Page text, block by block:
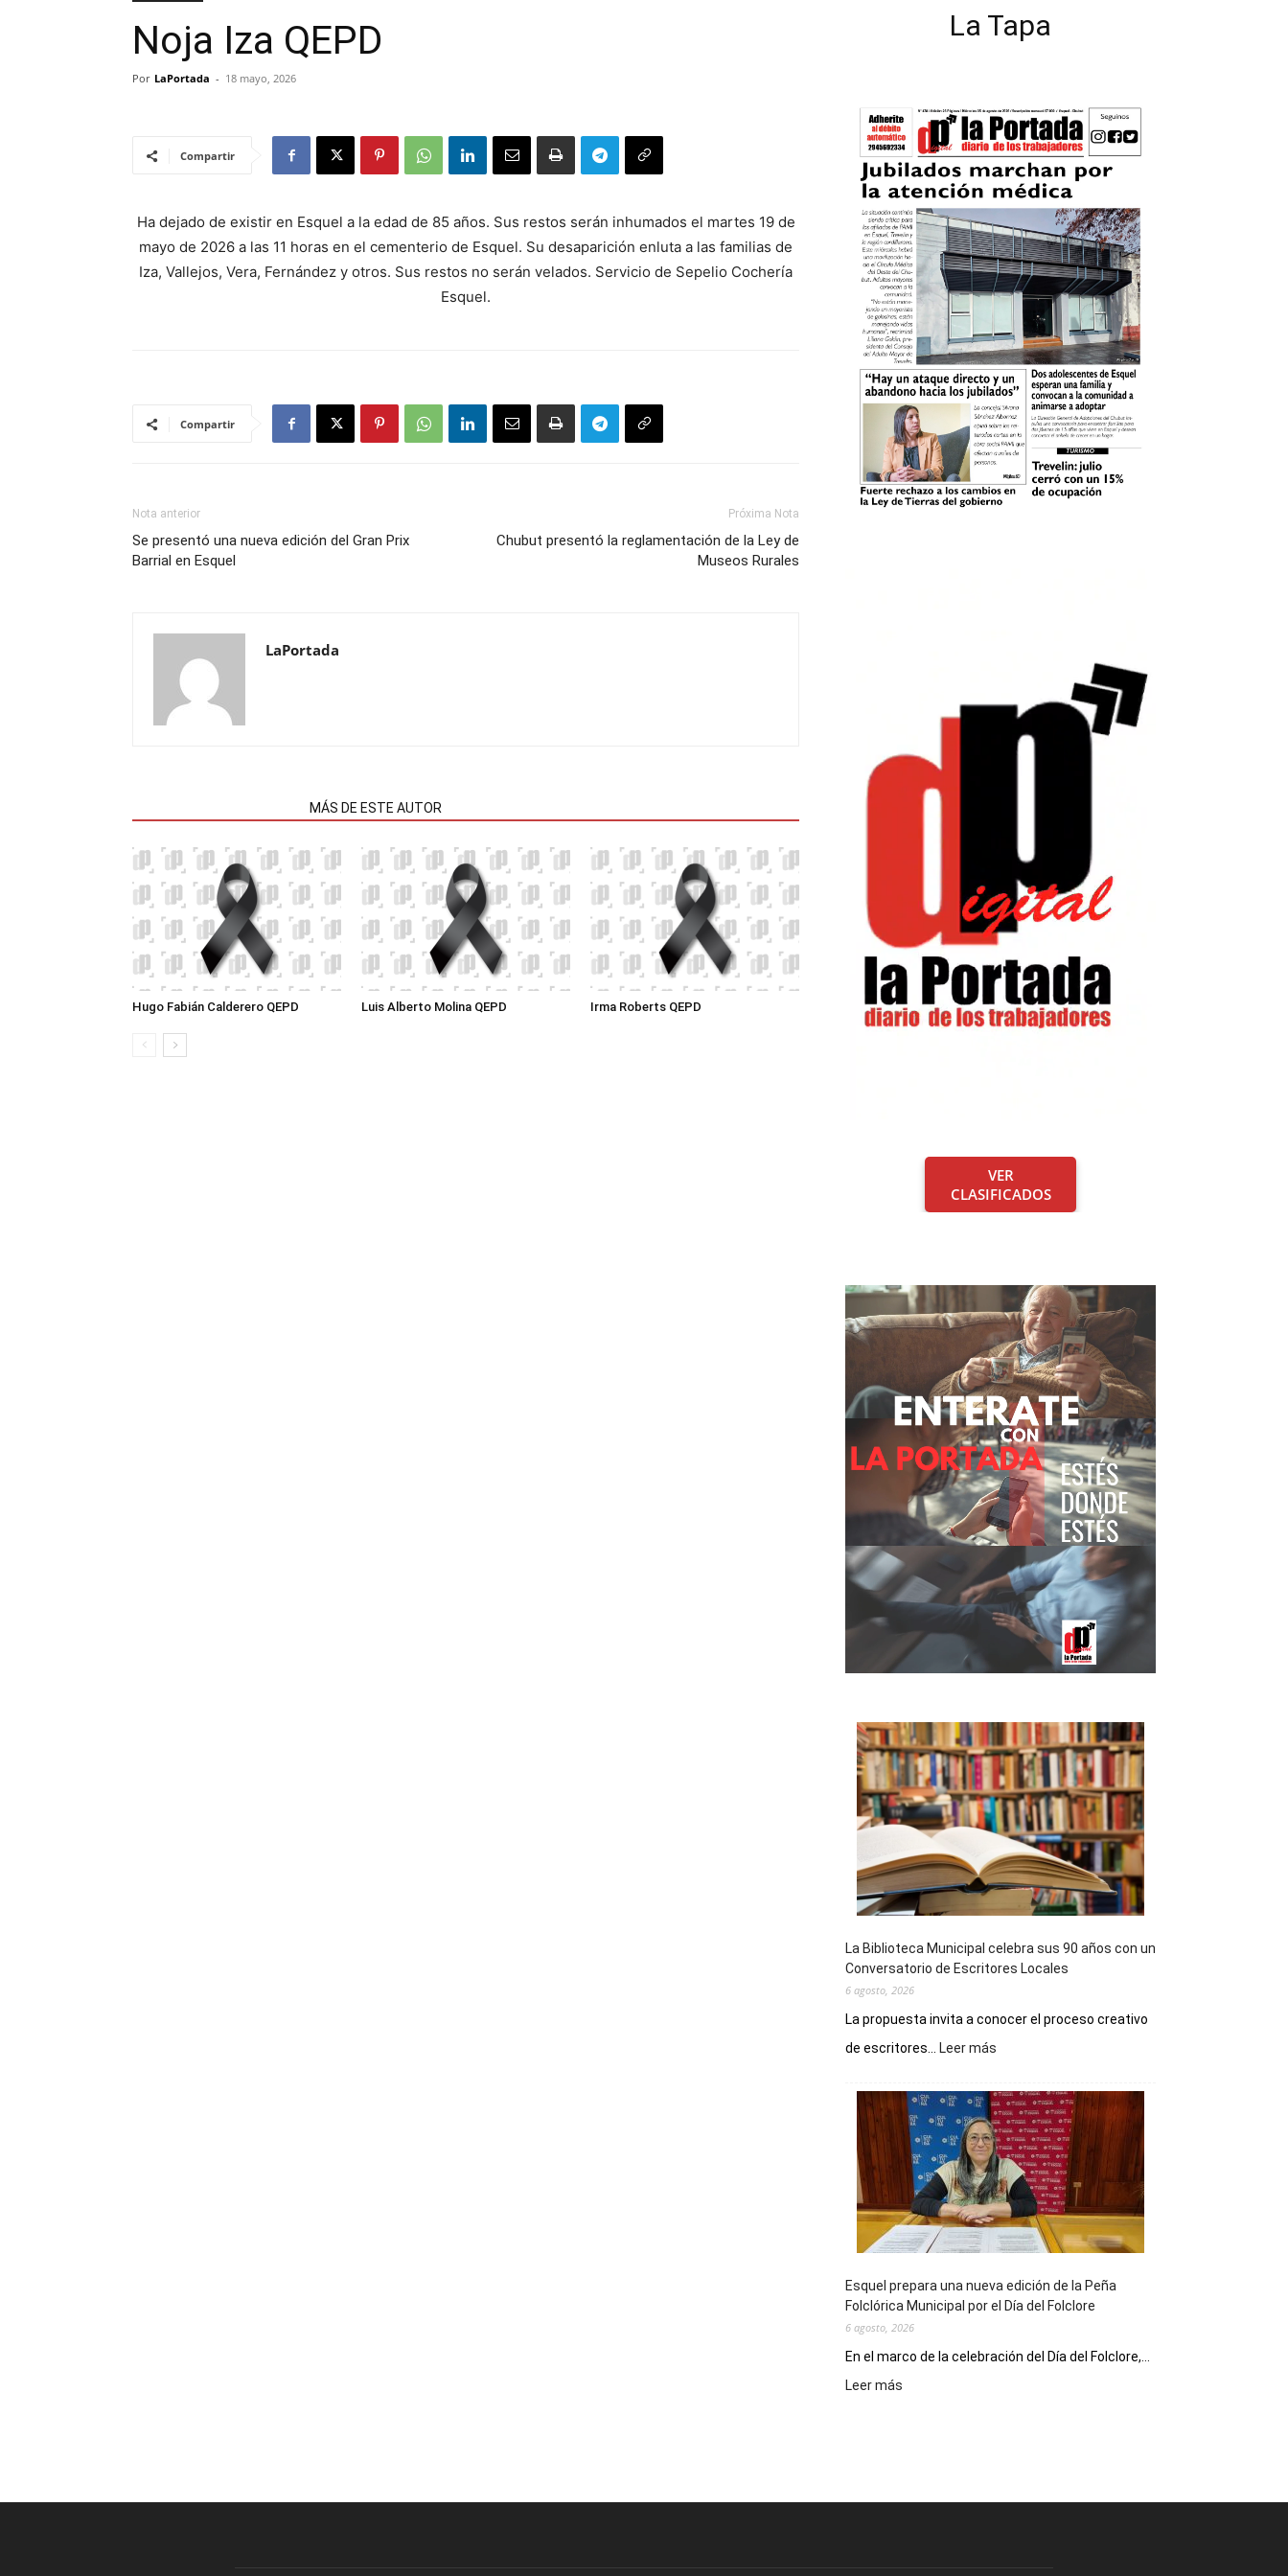
Noja Iza QEPD
Por LaPortada - 18 mayo, 2026
Compartir
Ha dejado de existir en Esquel a la edad de 85 años. Sus restos serán inhumados el martes 19 de
mayo de 2026 a las 11 horas en el cementerio de Esquel. Su desaparición enluta a las familias de
Iza, Vallejos, Vera, Fernández y otros. Sus restos no serán velados. Servicio de Sepelio Cochería
Esquel.
Compartir
Nota anterior
Se presentó una nueva edición del Gran Prix
Barrial en Esquel
Próxima Nota
Chubut presentó la reglamentación de la Ley de
Museos Rurales
LaPortada
MÁS DE ESTE AUTOR
Hugo Fabián Calderero QEPD Luis Alberto Molina QEPD Irma Roberts QEPD
La Tapa
VER
CLASIFICADOS
La Biblioteca Municipal celebra sus 90 años con un
Conversatorio de Escritores Locales
6 agosto, 2026
La propuesta invita a conocer el proceso creativo
de escritores...
Leer más
Municipal
celebra
sus
90
años
con
un
Conversatorio
Escritores
Locales
Esquel prepara una nueva edición de la Peña
Folclórica Municipal por el Día del Folclore
6 agosto, 2026
En el marco de la celebración del Día del Folclore,...
Leer más
de